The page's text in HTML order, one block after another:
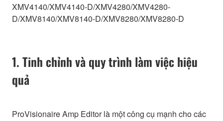
XMV4140/XMV4140-D/XMV4280/XMV4280-
D/XMV8140/XMV8140-D/XMV8280/XMV8280-D
1. Tinh chỉnh và quy trình làm việc hiệu
quả
ProVisionaire Amp Editor là một công cụ mạnh cho các